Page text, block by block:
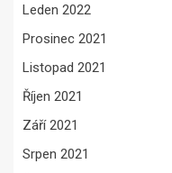
Leden 2022
Prosinec 2021
Listopad 2021
Říjen 2021
Září 2021
Srpen 2021